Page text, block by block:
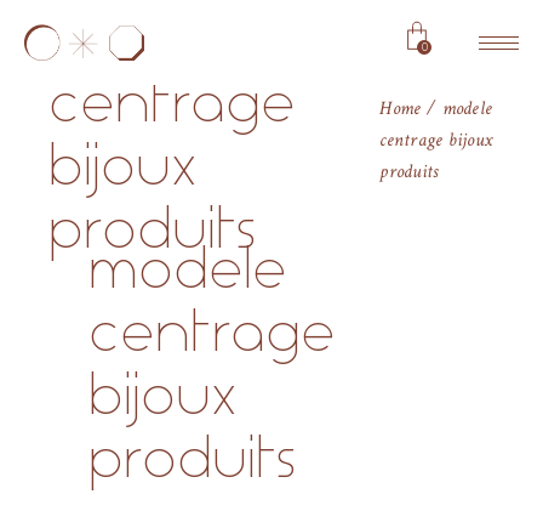
0
modele
centrage
bijoux
produits
Home
modele
centrage bijoux
produits
modele
centrage
bijoux
produits